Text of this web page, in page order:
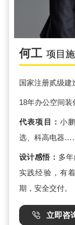
何工 项目
国家注册贰级建
18年办公空间
代表项目：小
选、科高电器
设计感悟： 多
实践经验，有
期，安全交付。
立即咨